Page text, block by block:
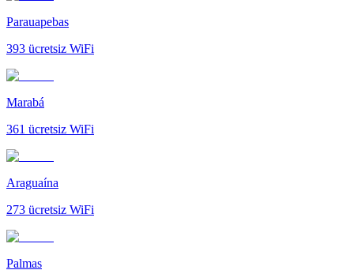
Parauapebas
393 ücretsiz WiFi
Marabá
361 ücretsiz WiFi
Araguaína
273 ücretsiz WiFi
Palmas